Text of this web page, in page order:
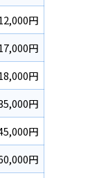
円
円
円
円
円
円